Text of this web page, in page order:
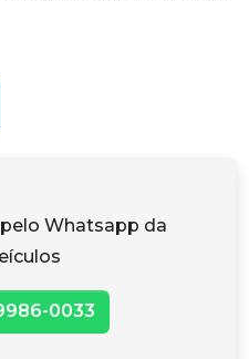
Whatsapp da
0033